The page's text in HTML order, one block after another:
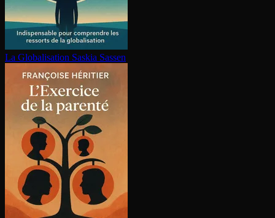
La Glo­ba­li­sa­tion Saskia Sassen